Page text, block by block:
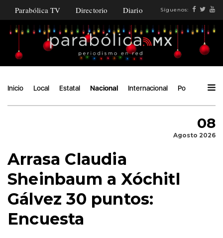
Parabólica TV Directorio Diario Síguenos:
Inicio Local Estatal Nacional Internacional Política
08
Agosto 2026
Arrasa Claudia
Sheinbaum a Xóchitl
Gálvez 30 puntos:
Encuesta